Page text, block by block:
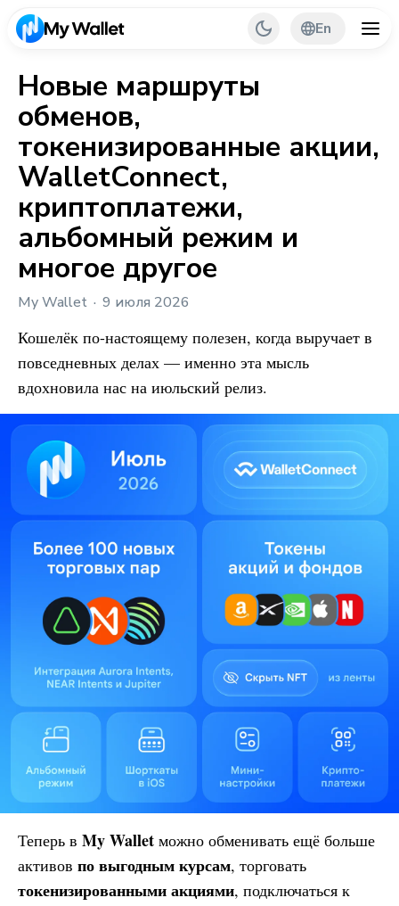
En
Back
My Wallet Tips
PR & Partnerships
Новые маршруты
обменов,
токенизированные акции,
WalletConnect,
криптоплатежи,
альбомный режим и
многое другое
My Wallet 9 июля 2026
Кошелёк по-настоящему полезен, когда выручает в
повседневных делах — именно эта мысль
вдохновила нас на июльский релиз.
Теперь в My Wallet можно обменивать ещё больше
активов по выгодным курсам, торговать
токенизированными акциями, подключаться к